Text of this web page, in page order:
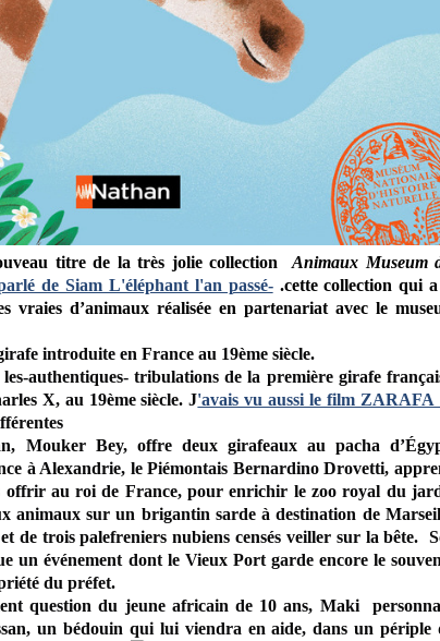
titre de la très jolie collection Animaux Museum
de Siam L'éléphant l'an passé-.cette collection qui
vraies d’animaux réalisée en partenariat avec le
introduite en France au 19ème siècle.
authentiques- tribulations de la première girafe
X, au 19ème siècle. J'avais vu aussi le film
Mouker Bey, offre deux girafeaux au pacha
à Alexandrie, le Piémontais Bernardino Drovetti,
offrir au roi de France, pour enrichir le zoo royal du
animaux sur un brigantin sarde à destination de
de trois palefreniers nubiens censés veiller sur la bête.
un événement dont le Vieux Port garde encore le
du préfet.
question du jeune africain de 10 ans, Maki
un bédouin qui luiviendra en aide, dans un périple